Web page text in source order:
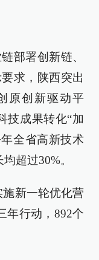
部署创新链、
求，陕西突出
原创新驱动平
技成果转化“加
全省高新技术
超过30%。
施新一轮优化营
年行动，892个